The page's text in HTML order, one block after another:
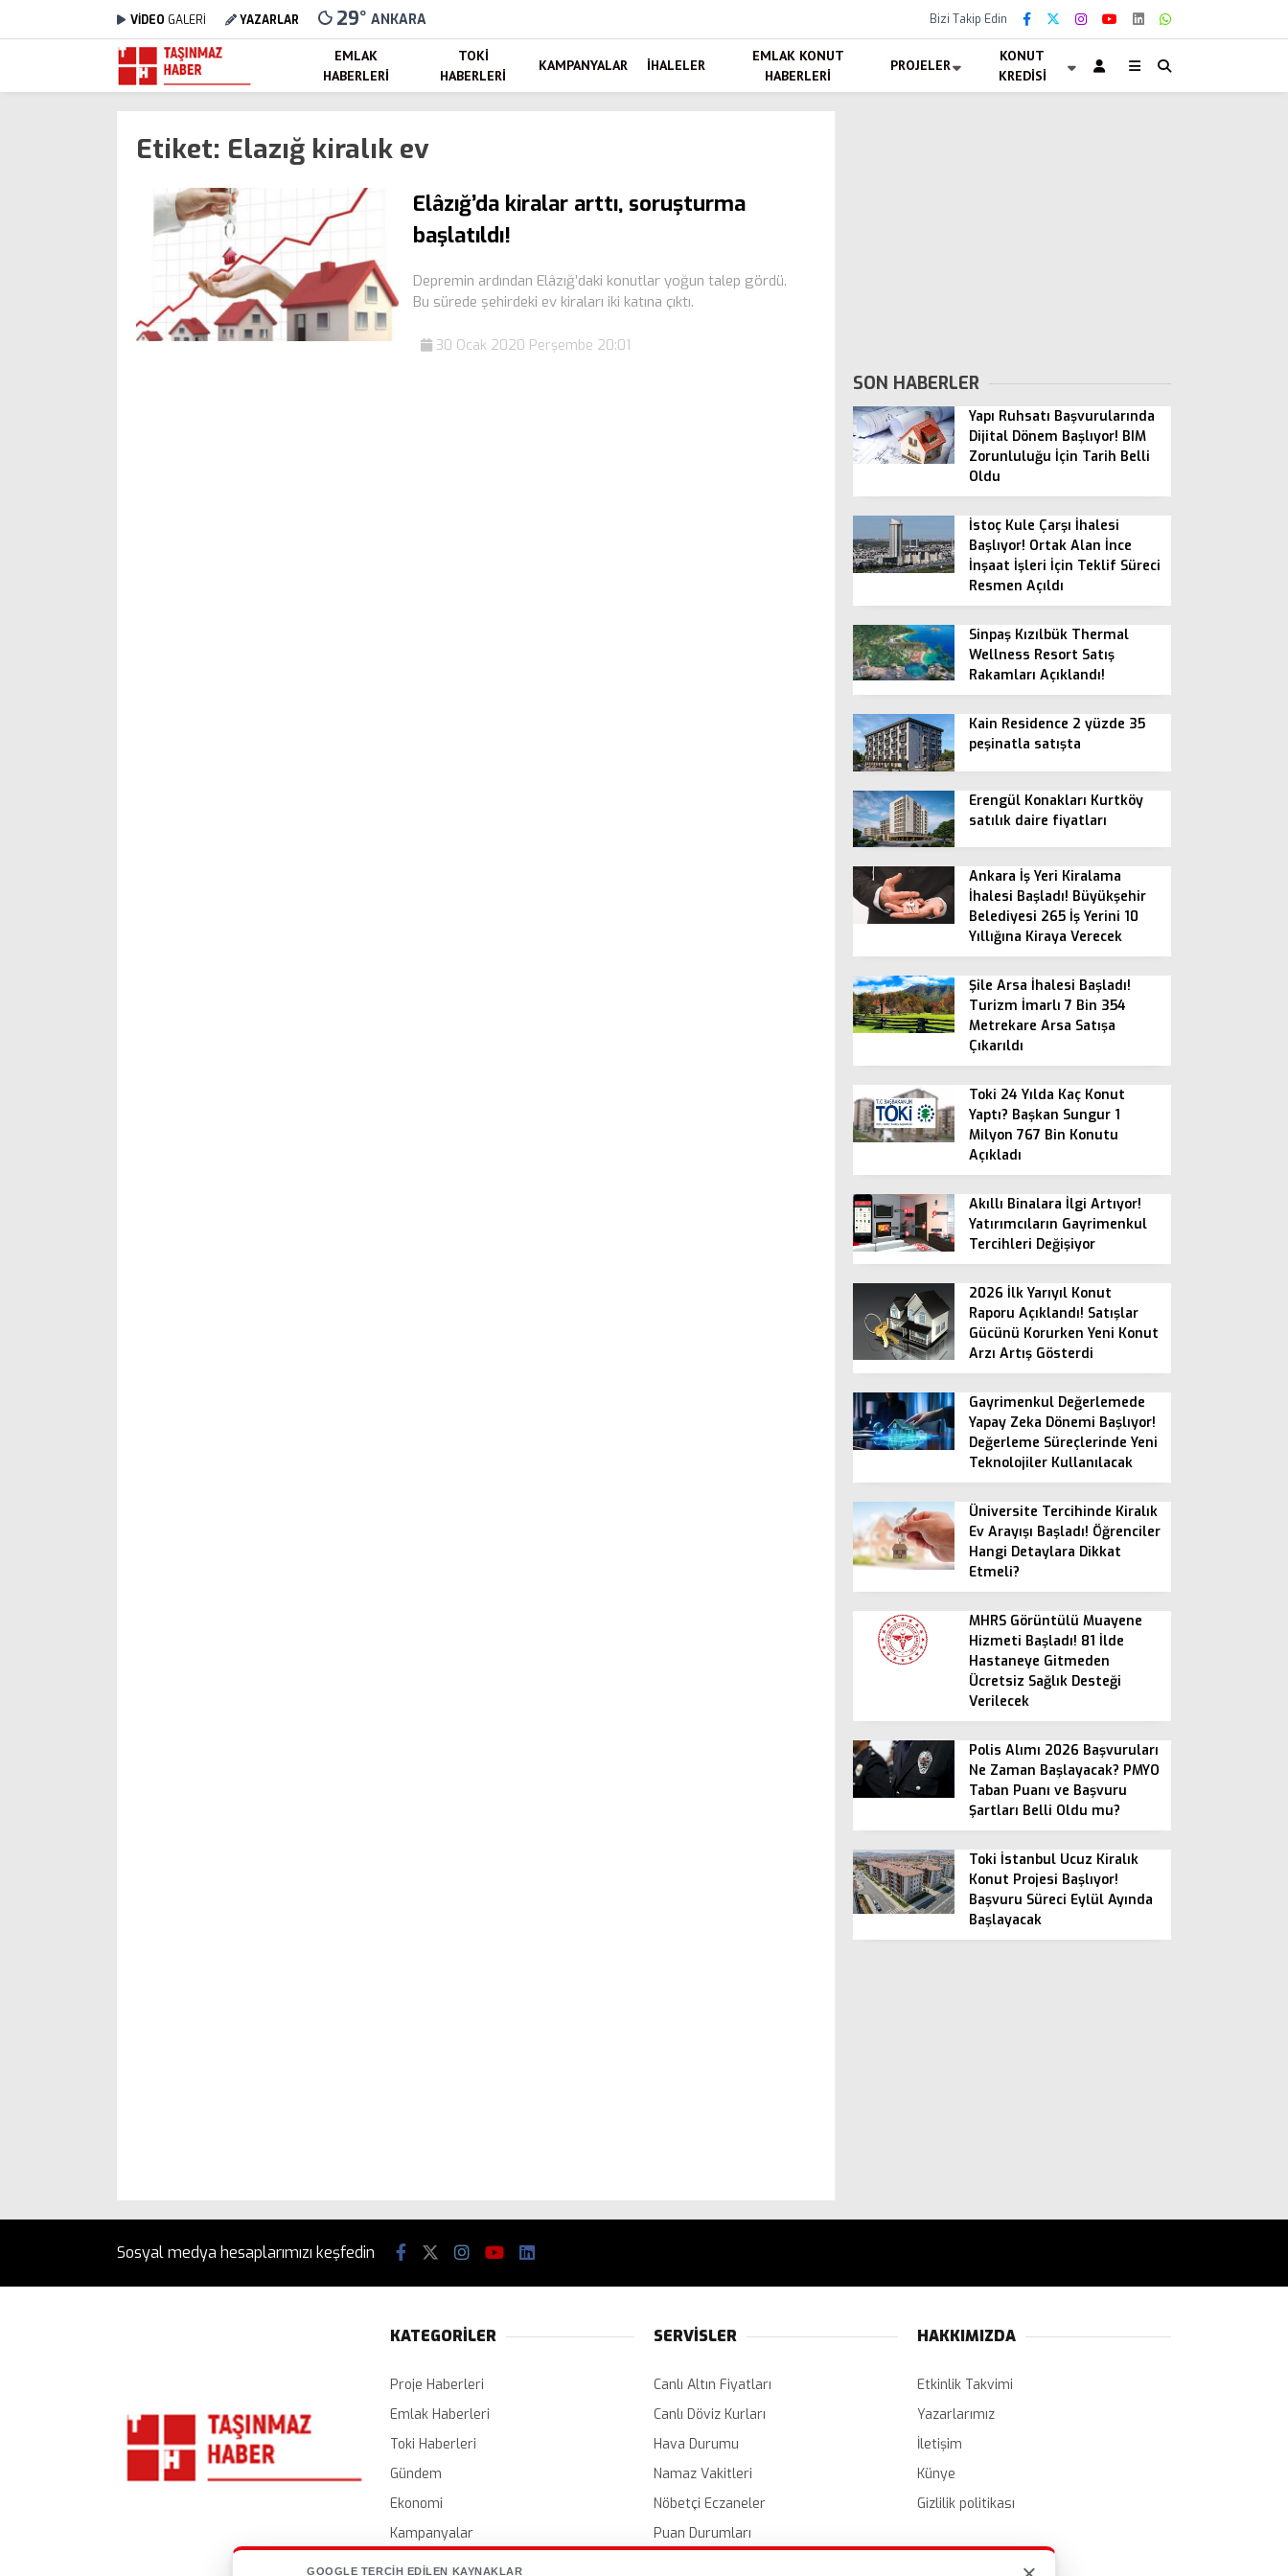
VİDEO GALERİ YAZARLAR 29° ANKARA Bizi Takip Edin
EMLAK
HABERLERI
TOKI
HABERLERI
KAMPANYALAR İHALELER
EMLAK KONUT
HABERLERI
PROJELER
KONUT
KREDISI
Etiket: Elazığ kiralık ev
Elâzığ’da kiralar arttı, soruşturma
başlatıldı!
Depremin ardından Elâzığ’daki konutlar yoğun talep gördü.
Bu sürede şehirdeki ev kiraları iki katına çıktı.
30 Ocak 2020 Perşembe 20:01
SON HABERLER
Yapı Ruhsatı Başvurularında
Dijital Dönem Başlıyor! BIM
Zorunluluğu İçin Tarih Belli
Oldu
İstoç Kule Çarşı İhalesi
Başlıyor! Ortak Alan İnce
İnşaat İşleri İçin Teklif Süreci
Resmen Açıldı
Sinpaş Kızılbük Thermal
Wellness Resort Satış
Rakamları Açıklandı!
Kain Residence 2 yüzde 35
peşinatla satışta
Erengül Konakları Kurtköy
satılık daire fiyatları
Ankara İş Yeri Kiralama
İhalesi Başladı! Büyükşehir
Belediyesi 265 İş Yerini 10
Yıllığına Kiraya Verecek
Şile Arsa İhalesi Başladı!
Turizm İmarlı 7 Bin 354
Metrekare Arsa Satışa
Çıkarıldı
Toki 24 Yılda Kaç Konut
Yaptı? Başkan Sungur 1
Milyon 767 Bin Konutu
Açıkladı
Akıllı Binalara İlgi Artıyor!
Yatırımcıların Gayrimenkul
Tercihleri Değişiyor
2026 İlk Yarıyıl Konut
Raporu Açıklandı! Satışlar
Gücünü Korurken Yeni Konut
Arzı Artış Gösterdi
Gayrimenkul Değerlemede
Yapay Zeka Dönemi Başlıyor!
Değerleme Süreçlerinde Yeni
Teknolojiler Kullanılacak
Üniversite Tercihinde Kiralık
Ev Arayışı Başladı! Öğrenciler
Hangi Detaylara Dikkat
Etmeli?
MHRS Görüntülü Muayene
Hizmeti Başladı! 81 İlde
Hastaneye Gitmeden
Ücretsiz Sağlık Desteği
Verilecek
Polis Alımı 2026 Başvuruları
Ne Zaman Başlayacak? PMYO
Taban Puanı ve Başvuru
Şartları Belli Oldu mu?
Toki İstanbul Ucuz Kiralık
Konut Projesi Başlıyor!
Başvuru Süreci Eylül Ayında
Başlayacak
Sosyal medya hesaplarımızı keşfedin
KATEGORİLER
Proje Haberleri
Emlak Haberleri
Toki Haberleri
Gündem
Ekonomi
Kampanyalar
İhaleler
SERVİSLER
Canlı Altın Fiyatları
Canlı Döviz Kurları
Hava Durumu
Namaz Vakitleri
Nöbetçi Eczaneler
Puan Durumları
HAKKIMIZDA
Etkinlik Takvimi
Yazarlarımız
İletişim
Künye
Gizlilik politikası
GOOGLE TERCIH EDILEN KAYNAKLAR